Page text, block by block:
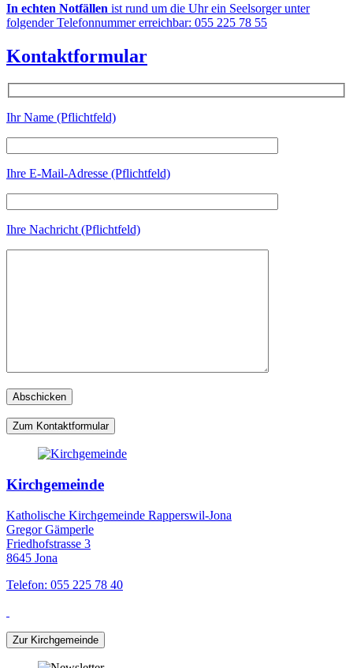
In echten Notfällen ist rund um die Uhr ein Seelsorger unter
folgender Telefonnummer erreichbar: 055 225 78 55
Kontaktformular
Ihr Name (Pflichtfeld)
Ihre E-Mail-Adresse (Pflichtfeld)
Ihre Nachricht (Pflichtfeld)
Zum Kontaktformular
Kirchgemeinde
Katholische Kirchgemeinde Rapperswil-Jona
Gregor Gämperle
Friedhofstrasse 3
8645 Jona
Telefon: 055 225 78 40
Zur Kirchgemeinde